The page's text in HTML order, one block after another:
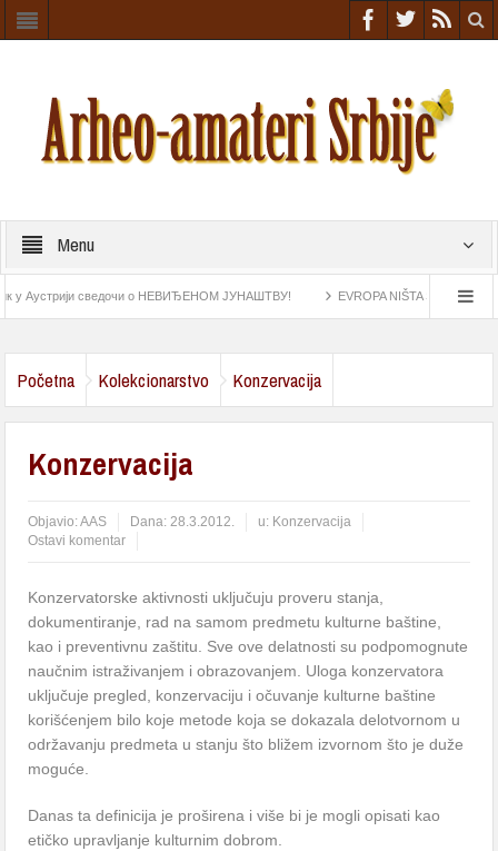
Menu
сведочи о НЕВИЂЕНОМ ЈУНАШТВУ! EVROPA NIŠTA SLIČNO NIJE
Početna Kolekcionarstvo Konzervacija
Konzervacija
Objavio:AAS Dana:28.3.2012. u: Konzervacija
Ostavi komentar
Konzervatorske aktivnosti uključuju proveru stanja,
dokumentiranje, rad na samom predmetu kulturne baštine,
kao i preventivnu zaštitu. Sve ove delatnosti su podpomognute
naučnim istraživanjem i obrazovanjem. Uloga konzervatora
uključuje pregled, konzervaciju i očuvanje kulturne baštine
korišćenjem bilo koje metode koja se dokazala delotvornom u
održavanju predmeta u stanju što bližem izvornom što je duže
moguće.
Danas ta definicija je proširena i više bi je mogli opisati kao
etičko upravljanje kulturnim dobrom.